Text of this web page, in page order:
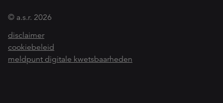
© a.s.r. 2026
disclaimer
cookiebeleid
meldpunt digitale kwetsbaarheden